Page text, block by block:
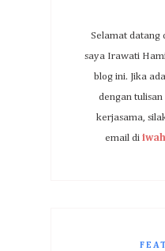
Selamat datang
saya Irawati
blog ini. Jika
dengan
kerjasama,
email di